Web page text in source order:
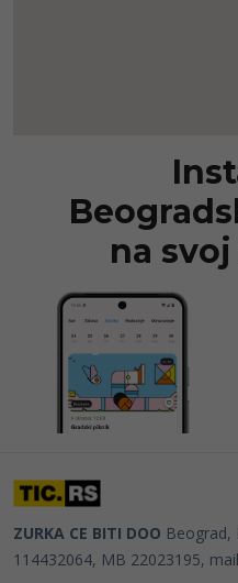
na
ZURKA CE BITI DOO Beograd,
114432064, MB 22023195,